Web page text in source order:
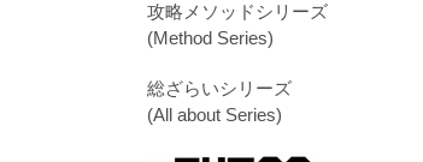
攻略メソッドシリーズ
(Method Series)
総ざらいシリーズ
(All about Series)